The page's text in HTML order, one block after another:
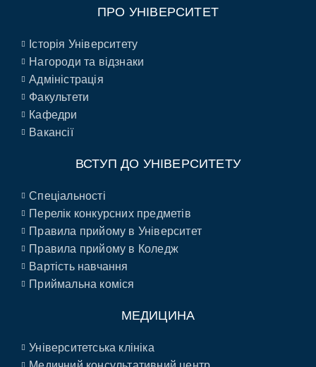
ПРО УНІВЕРСИТЕТ
Історія Університету
Нагороди та відзнаки
Адміністрація
Факультети
Кафедри
Вакансії
ВСТУП ДО УНІВЕРСИТЕТУ
Спеціальності
Перелік конкурсних предметів
Правила прийому в Університет
Правила прийому в Коледж
Вартість навчання
Приймальна коміся
МЕДИЦИНА
Університетська клініка